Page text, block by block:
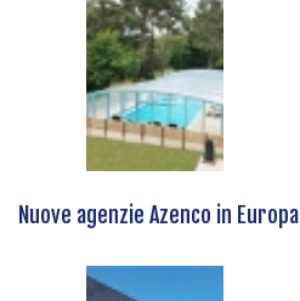
Nuove agenzie Azenco in Europa